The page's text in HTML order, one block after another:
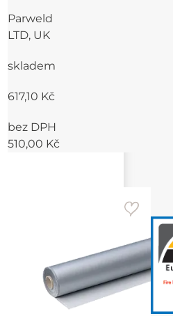
Parweld
LTD, UK
skladem
617,10 Kč
bez DPH
510,00 Kč